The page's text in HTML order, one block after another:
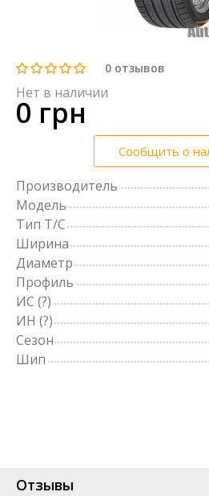
0 отзывов
Нет в наличии
0 грн
Сообщить о
Производитель
Модель
Тип Т/С
Ширина
Диаметр
Профиль
ИС (?)
ИН (?)
Сезон
Шип
Отзывы